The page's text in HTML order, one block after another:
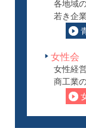
各地域
若き企
女性会
女性経
商工業